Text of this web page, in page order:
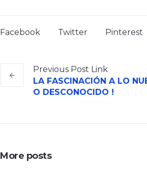
Facebook Twitter Pinterest
Previous Post Link
LA FASCINACIÓN A LO
O DESCONOCIDO !
More posts